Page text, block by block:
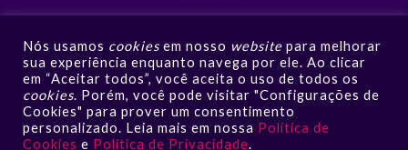
GALERIAS
VÍDEOS
NOTÍCIAS
CONTATO
Nós usamos cookies em nosso website para melhorar
sua experiência enquanto navega por ele. Ao clicar
em “Aceitar todos”, você aceita o uso de todos os
cookies. Porém, você pode visitar "Configurações de
Cookies" para prover um consentimento
personalizado. Leia mais em nossa Política de
Cookies e Política de Privacidade.